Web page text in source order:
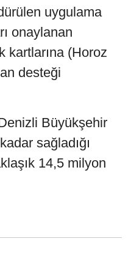
uygulama
onaylanan
kartlarına (Horoz
desteği
Büyükşehir
sağladığı
14,5 milyon